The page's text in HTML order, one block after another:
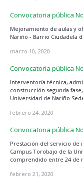
Convocatoria pública
Mejoramiento de aulas y
Nariño - Barrio Ciudadela
marzo 10, 2020
Convocatoria pública
Interventoría técnica,
construcción segunda
Universidad de Nariño
febrero 24, 2020
Convocatoria pública
Prestación del servicio de
Campus Torobajo de la
comprendido entre 24 de
febrero 21, 2020